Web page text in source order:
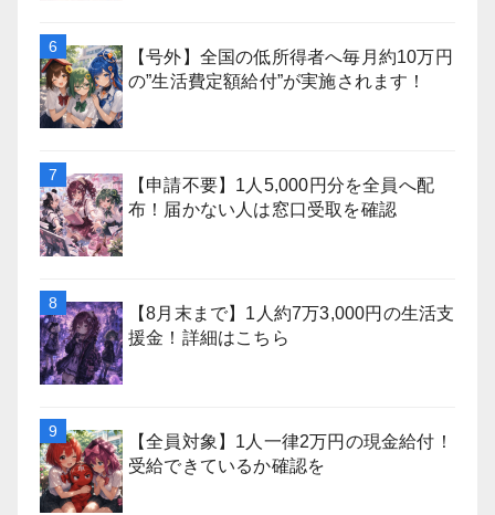
【号外】全国の低所得者へ毎月約10万円
の”生活費定額給付”が実施されます！
【申請不要】1人5,000円分を全員へ配
布！届かない人は窓口受取を確認
【8月末まで】1人約7万3,000円の生活支
援金！詳細はこちら
【全員対象】1人一律2万円の現金給付！
受給できているか確認を